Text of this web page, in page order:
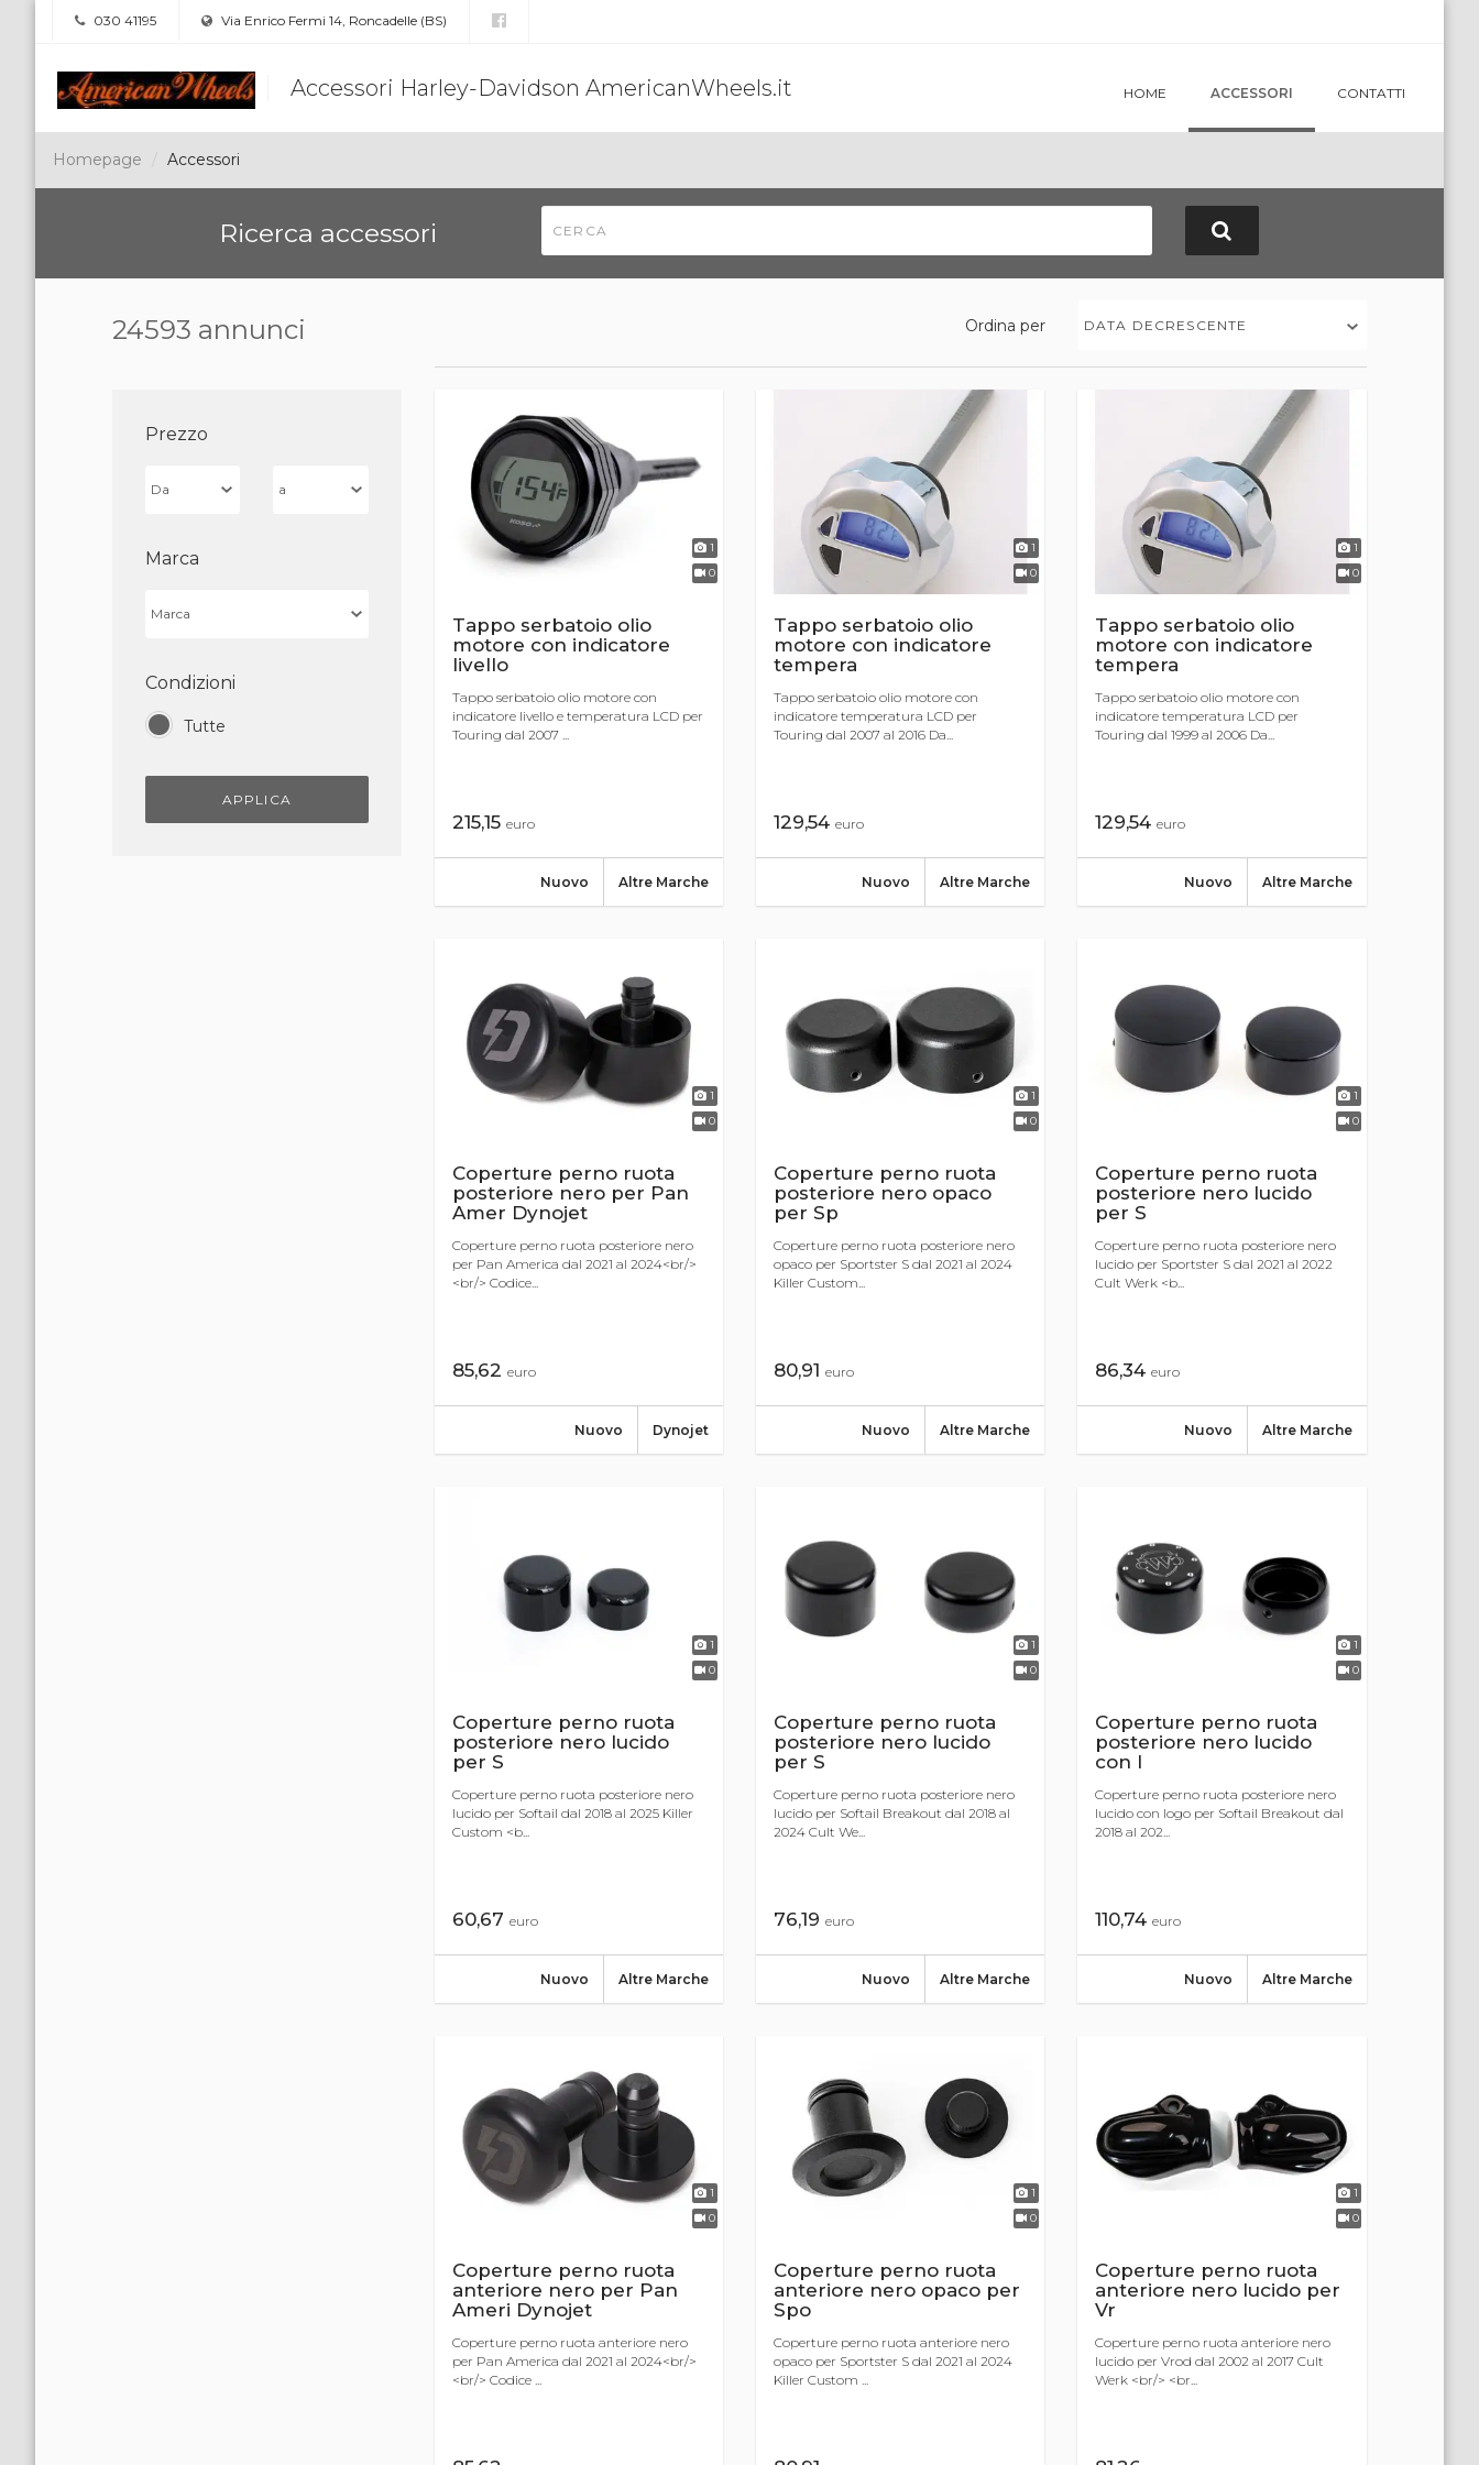
030 41195 Via Enrico Fermi 14, Roncadelle (BS)
Accessori Harley-Davidson AmericanWheels.it HOME ACCESSORI CONTATTI
Homepage Accessori
Ricerca accessori
24593 annunci Ordina per DATA DECRESCENTE
Prezzo
Marca
Condizioni
Tutte
APPLICA
1
0
Tappo serbatoio olio
motore con indicatore
livello
Tappo serbatoio olio motore con
indicatore livello e temperatura LCD per
Touring dal 2007 ...
215,15 euro
Altre Marche
Nuovo
1
0
Tappo serbatoio olio
motore con indicatore
tempera
Tappo serbatoio olio motore con
indicatore temperatura LCD per
Touring dal 2007 al 2016 Da...
129,54 euro
Altre Marche
Nuovo
1
0
Tappo serbatoio olio
motore con indicatore
tempera
Tappo serbatoio olio motore con
indicatore temperatura LCD per
Touring dal 1999 al 2006 Da...
129,54euro
Altre Marche
Nuovo
1
0
Coperture perno ruota
posteriore nero per Pan
Amer Dynojet
Coperture perno ruota posteriore nero
per Pan America dal 2021 al 2024<br/>
<br/> Codice...
85,62 euro
Dynojet
Nuovo
1
0
Coperture perno ruota
posteriore nero opaco
per Sp
Coperture perno ruota posteriore nero
opaco per Sportster S dal 2021 al 2024
Killer Custom...
80,91 euro
Altre Marche
Nuovo
1
0
Coperture perno ruota
posteriore nero lucido
per S
Coperture perno ruota posteriore nero
lucido per Sportster S dal 2021 al 2022
Cult Werk <b...
86,34euro
Altre Marche
Nuovo
1
0
Coperture perno ruota
posteriore nero lucido
per S
Coperture perno ruota posteriore nero
lucido per Softail dal 2018 al 2025 Killer
Custom <b...
60,67 euro
Altre Marche
Nuovo
1
0
Coperture perno ruota
posteriore nero lucido
per S
Coperture perno ruota posteriore nero
lucido per Softail Breakout dal 2018 al
2024 Cult We...
76,19 euro
Altre Marche
Nuovo
1
0
Coperture perno ruota
posteriore nero lucido
con l
Coperture perno ruota posteriore nero
lucido con logo per Softail Breakout dal
2018 al 202...
110,74euro
Altre Marche
Nuovo
1
0
Coperture perno ruota
anteriore nero per Pan
Ameri Dynojet
Coperture perno ruota anteriore nero
per Pan America dal 2021 al 2024<br/>
<br/> Codice ...
1
0
Coperture perno ruota
anteriore nero opaco per
Spo
Coperture perno ruota anteriore nero
opaco per Sportster S dal 2021 al 2024
Killer Custom ...
1
0
Coperture perno ruota
anteriore nero lucido per
Vr
Coperture perno ruota anteriore nero
lucido per Vrod dal 2002 al 2017 Cult
Werk <br/> <br...